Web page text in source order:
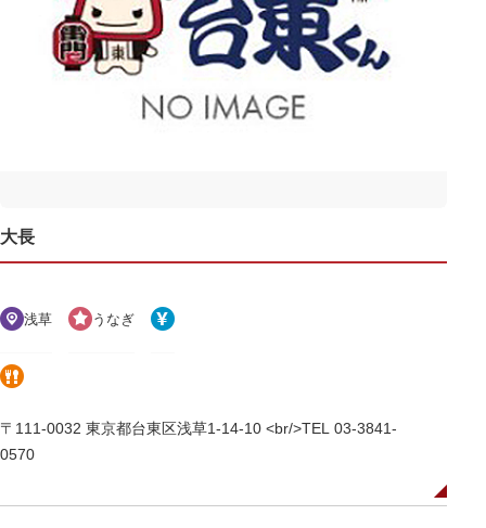
大長
浅草 うなぎ
〒111-0032 東京都台東区浅草1-14-10 <br/>TEL 03-3841-
0570